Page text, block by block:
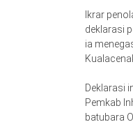
Ikrar
deklarasi
ia
Deklarasi
Pemkab
batubara